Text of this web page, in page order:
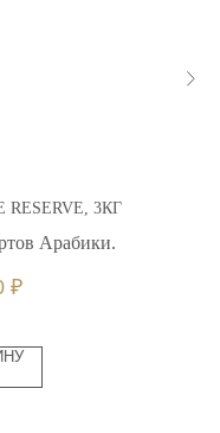
RESERVE, 3КГ
Арабики.
₽